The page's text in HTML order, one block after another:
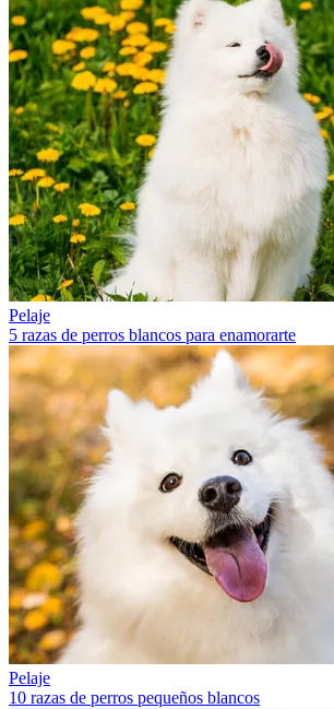
Pelaje
5 razas de perros blancos para enamorarte
Pelaje
10 razas de perros pequeños blancos